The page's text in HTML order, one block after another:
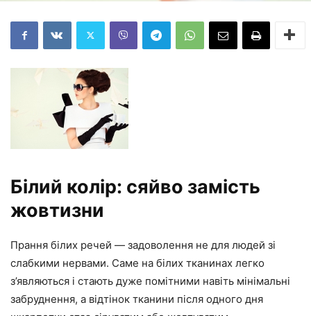
Білий колір: сяйво замість
жовтизни
Прання білих речей — задоволення не для людей зі
слабкими нервами. Саме на білих тканинах легко
з’являються і стають дуже помітними навіть мінімальні
забруднення, а відтінок тканини після одного дня